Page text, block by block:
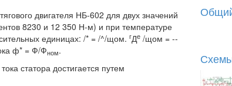
двигателя НБ-602 для двух значений
8230 и 12 350 Н-м) и при температуре
единицах: /* = /^/щом. гДе /щом = --
ф* = Ф/Фном.
статора достигается путем